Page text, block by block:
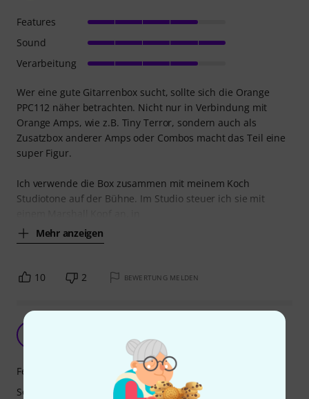
Wer eine gute Gitarrenbox sucht, sollte sich die Orange
PPC112 näher betrachten. Nicht nur in Verbindung mit
Orange Amps, wie z.B. Tiny Terror, sondern auch als
Zusatzbox anderer Amps oder Combos macht das Teil eine
super Figur.
Ich verwende die Box zusammen mit meinem Koch
Studiotone auf der Bühne. Im Studio steuer ich sie mit
Mehr anzeigen
Features
Sound
Verarbeitung
10 2 BEWERTUNG MELDEN
Friesemuth 21.05.2020
Features
Sound